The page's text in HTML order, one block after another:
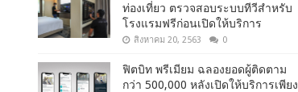
ท่องเที่ยว ตรวจสอบระบบทีวีสำหรับ
โรงแรมฟรีก่อนเปิดให้บริการ
สิงหาคม 20, 2563 0
ฟิตบิท พรีเมียม ฉลองยอดผู้ติดตาม
กว่า 500,000 หลังเปิดให้บริการเพียง